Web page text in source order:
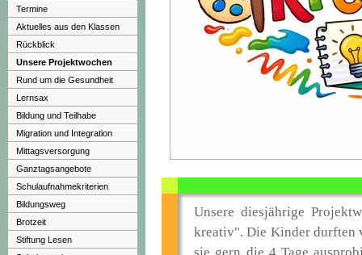
Termine
Aktuelles aus den Klassen
Rückblick
Unsere Projektwochen
Rund um die Gesundheit
Lernsax
Bildung und Teilhabe
Migration und Integration
Mittagsversorgung
Ganztagsangebote
Schulaufnahmekriterien
Bildungsweg
Brotzeit
Stiftung Lesen
Unsere diesjährige
kreativ". Die Kinder durften